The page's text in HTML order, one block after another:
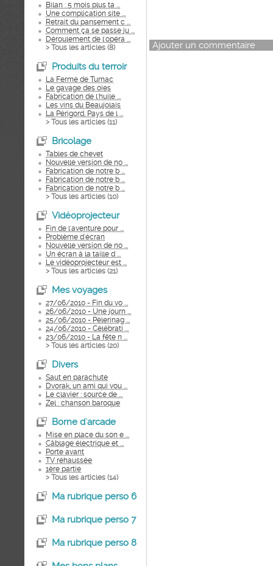
Bilan : 5 mois plus ta ...
Une complication site ...
Retrait du pansement c ...
Comment ça se passe ju ...
Déroulement de l'opéra ...
> Tous les articles (8)
Produits du terroir
La Ferme de Turnac
Le gavage des oies
Fabrication de l'huile ...
Les vins du Beaujolais
La Périgord, Pays de l ...
> Tous les articles (11)
Bricolage
Tables de chevet
Nouvelle version de no ...
Fabrication de notre b ...
Fabrication de notre b ...
Fabrication de notre b ...
> Tous les articles (10)
Vidéoprojecteur
Fin de l'aventure pour ...
Problème d'écran
Nouvelle version de no ...
Un écran à la taille d ...
Le vidéoprojecteur est ...
> Tous les articles (21)
Mes voyages
27/06/2010 - Fin du vo ...
26/06/2010 - Une journ ...
25/06/2010 - Pèlerinag ...
24/06/2010 - Célébrati ...
23/06/2010 - La fête n ...
> Tous les articles (20)
Divers
Saut en parachute
Dvorak, un ami qui vou ...
Le clavier : source de ...
Zel : chanson baroque
Borne d`arcade
Mise en place du son e ...
Câblage électrique et ...
Porte avant
TV réhaussée
1ère partie
> Tous les articles (14)
Ma rubrique perso 6
Ma rubrique perso 7
Ma rubrique perso 8
Ajouter un commentaire